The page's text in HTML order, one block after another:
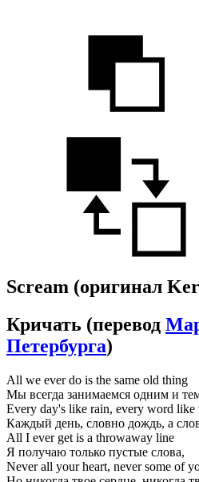
Scream (оригинал
Кричать (перевод
Петербурга)
All we ever do is the same old thing
Мы всегда занимаемся одним и
Every day's like rain, every word like
Каждый день, словно дождь, а
All I ever get is a throwaway line
Я получаю только пустые слова,
Never all your heart, never some of